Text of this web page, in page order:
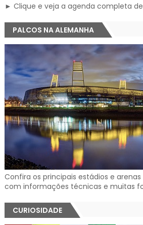
► Clique e veja a agenda completa
PALCOS NA ALEMANHA
Confira os principais estádios e
com informações técnicas e muitas
CURIOSIDADE